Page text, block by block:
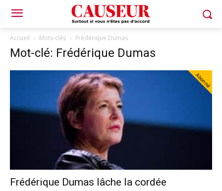
Accueil Mots-clés Frédérique Dumas
Mot-clé: Frédérique Dumas
Abonné
Frédérique Dumas lâche la cordée